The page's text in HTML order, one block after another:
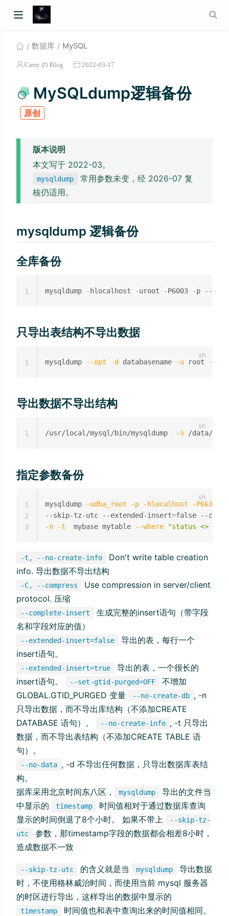
数据库 MySQL
Carry の Blog 2022-03-17
MySQLdump逻辑备份
原创
版本说明
本文写于 2022-03。
mysqldump
常用参数未变，经 2026-07 复
核仍适用。
mysqldump 逻辑备份
全库备份
mysqldump -hlocalhost -uroot -P6003 -p --
1
只导出表结构不导出数据
mysqldump --opt -d databasename -u root -p
1
导出数据不导出结构
/usr/local/mysql/bin/mysqldump -S /data/db/
1
指定参数备份
mysqldump -udba_root -p -hlocalhost -P6633
--skip-tz-utc --extended-insert=false --
-n
-t
  mybase mytable
--where "status <> 1
1
2
3
-t, --no-create-info
Don't write table creation
info. 导出数据不导出结构
-C, --compress
Use compression in server/client
protocol. 压缩
--complete-insert
生成完整的insert语句（带字段
名和字段对应的值）
--extended-insert=false
导出的表，每行一个
insert语句。
--extended-insert=true
导出的表，一个很长的
insert语句。
--set-gtid-purged=OFF
不增加
GLOBAL.GTID_PURGED 变量
--no-create-db , -n
只导出数据，而不导出库结构（不添加CREATE
DATABASE 语句）。
--no-create-info , -t 只导出
数据，而不导出表结构（不添加CREATE TABLE 语
句）。
--no-data , -d 不导出任何数据，只导出数据库表结
构。
据库采用北京时间东八区，
mysqldump
导出的文件当
中显示的
timestamp
时间值相对于通过数据库查询
显示的时间倒退了8个小时。 如果不带上
--skip-tz-
utc
参数，那timestamp字段的数据都会相差8小时，
造成数据不一致
--skip-tz-utc 的含义就是当 mysqldump
导出数据
时，不使用格林威治时间，而使用当前 mysql 服务器
的时区进行导出，这样导出的数据中显示的
timestamp 时间值也和表中查询出来的时间值相同。